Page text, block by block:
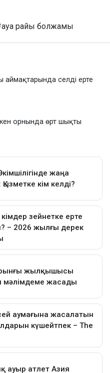
райы болжамы
селді ерте
орнында өрт шықты